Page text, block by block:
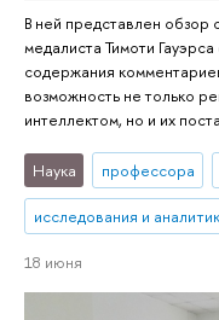
В ней представлен обзор
медалиста Тимоти
содержания
возможность не только
интеллектом, но и их
Наука профессора
исследования и
18 июня